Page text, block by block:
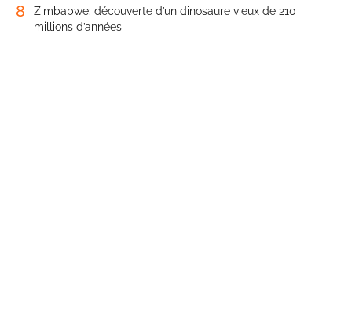
8
Zimbabwe: découverte d’un dinosaure vieux de 210
millions d’années